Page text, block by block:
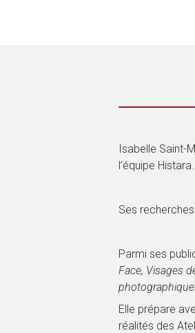
Isabelle Saint-
l’équipe Histara.
Ses
Parmi ses
Face, Visages
Elle prépare
réalités des